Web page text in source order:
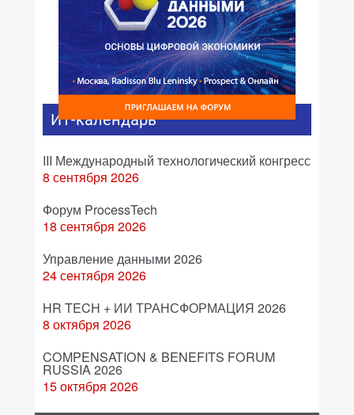
ИТ-календарь
III Международный технологический конгресс
8 сентября 2026
Форум ProcessTech
18 сентября 2026
Управление данными 2026
24 сентября 2026
HR TECH + ИИ ТРАНСФОРМАЦИЯ 2026
8 октября 2026
COMPENSATION & BENEFITS FORUM
RUSSIA 2026
15 октября 2026